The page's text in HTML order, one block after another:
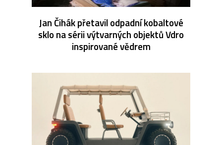
Jan Čihák přetavil odpadní kobaltové
sklo na sérii výtvarných objektů Vdro
inspirované vědrem